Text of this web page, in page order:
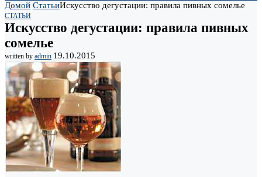
Домой СтатьиИскусство дегустации: правила пивных сомелье
СТАТЬИ
Искусство дегустации: правила пивных
сомелье
written by admin 19.10.2015